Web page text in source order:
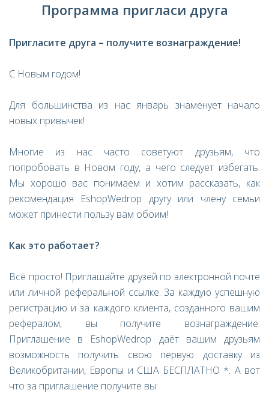
Программа пригласи друга
Пригласите друга – получите вознаграждение!
С Новым годом!
Для большинства из нас январь знаменует начало
новых привычек!
Многие из нас часто советуют друзьям, что
попробовать в Новом году, а чего следует избегать.
Мы хорошо вас понимаем и хотим рассказать, как
рекомендация EshopWedrop другу или члену семьи
может принести пользу вам обоим!
Как это работает?
Всё просто! Приглашайте друзей по электронной почте
или личной реферальной ссылке. За каждую успешную
регистрацию и за каждого клиента, созданного вашим
рефералом, вы получите вознаграждение.
Приглашение в EshopWedrop даёт вашим друзьям
возможность получить свою первую доставку из
Великобритании, Европы и США БЕСПЛАТНО *. А вот
что за приглашение получите вы: